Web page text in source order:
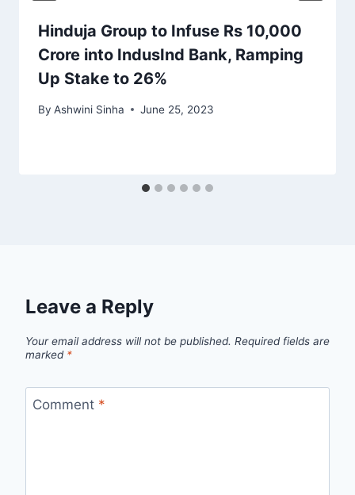
Hinduja Group to Infuse Rs 10,000
Crore into IndusInd Bank, Ramping
Up Stake to 26%
By Ashwini Sinha June 25, 2023
Leave a Reply
Your email address will not be published. Required fields are
marked *
Comment *